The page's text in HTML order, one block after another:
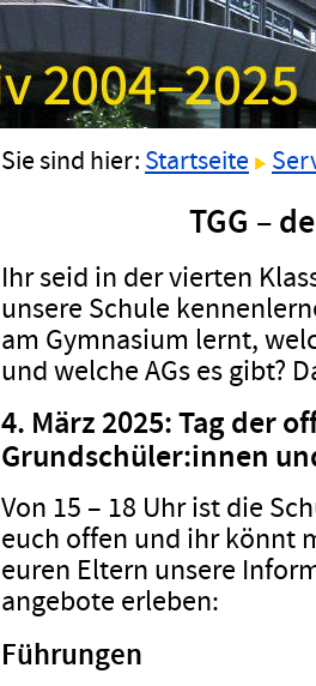
Sie sind hier: Startseite
TGG –
Ihr seid in der vierten
unsere Schule
am Gymnasium lernt,
und welche AGs es gibt?
4. März 2025: Tag der
Grundschüler:innen
Von 15 – 18 Uhr ist die
euch offen und ihr könnt
euren Eltern unsere
angebote erleben:
Führungen